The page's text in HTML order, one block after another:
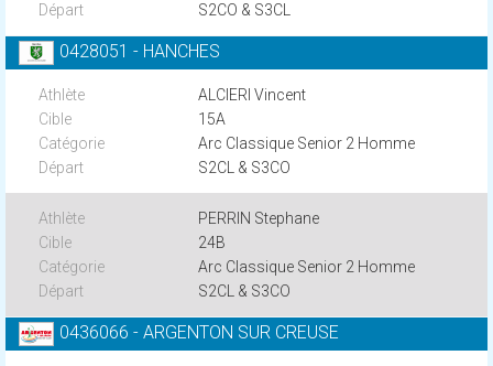
S2CO & S3CL
0428051 - HANCHES
ALCIERI Vincent
15A
Arc Classique Senior 2 Homme
S2CL & S3CO
PERRIN Stephane
24B
Arc Classique Senior 2 Homme
S2CL & S3CO
0436066 - ARGENTON SUR CREUSE